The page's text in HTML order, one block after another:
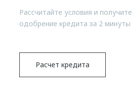
Рассчитайте условия и получите
одобрение кредита за 2 минуты
Расчет кредита